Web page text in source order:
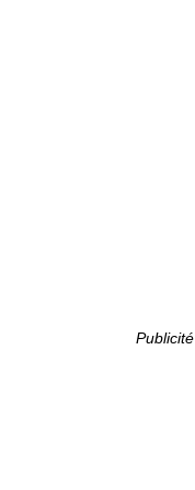
Publicité